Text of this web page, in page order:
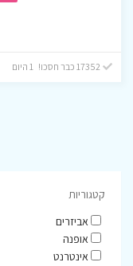
קטגוריות
אביזרים
אופנה
אינטרנט